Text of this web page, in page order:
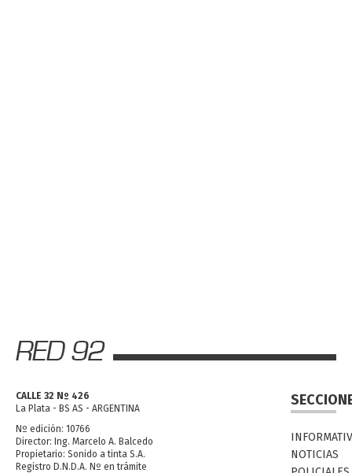
CALLE 32 Nº 426
La Plata - BS AS - ARGENTINA
Nº edición: 10766
Director: Ing. Marcelo A. Balcedo
Propietario: Sonido a tinta S.A.
Registro D.N.D.A. Nº en trámite
NOTICIAS